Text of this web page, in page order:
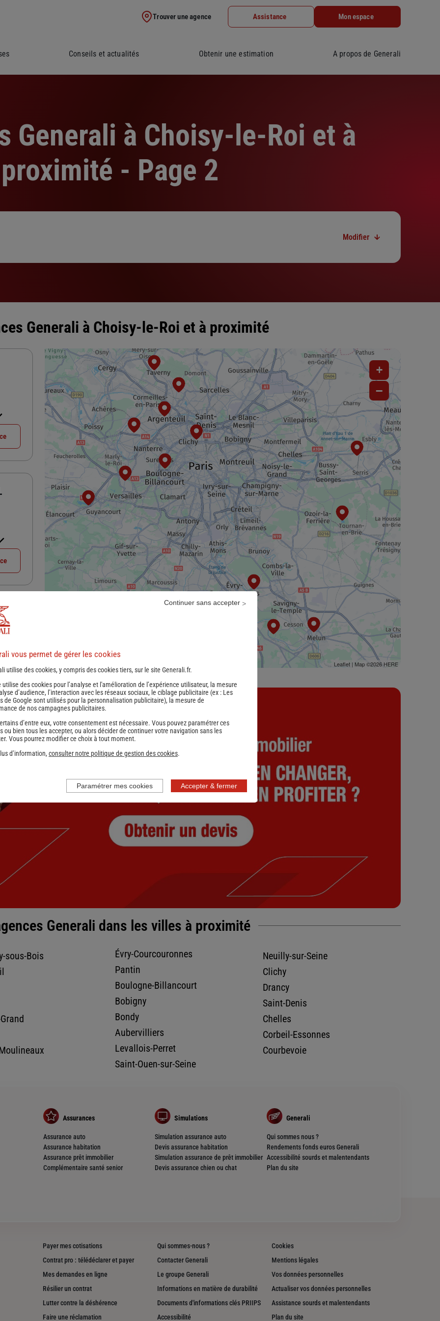
Trouver une agence Assistance Mon espace
Conseils et actualités Obtenir une estimation A propos de Generali
Generali à Choisy-le-Roi et à
proximité - Page 2
Modifier
Generali à Choisy-le-Roi et à proximité
+
−
Leaflet| Map ©2026 HERE
Précédent 1 2
Generali dans les villes à proximité
sous-Bois
Évry-Courcouronnes
Pantin
Boulogne-Billancourt
Bobigny
Bondy
Aubervilliers
Levallois-Perret
Saint-Ouen-sur-Seine
Neuilly-sur-Seine
Clichy
Drancy
Saint-Denis
Chelles
Corbeil-Essonnes
Courbevoie
Assurances
Assurance auto
Assurance habitation
Assurance prêt immobilier
Complémentaire santé senior
Simulations
Simulation assurance auto
Devis assurance habitation
Simulation assurance de prêt immobilier
Devis assurance chien ou chat
Generali
Qui sommes nous ?
Rendements fonds euros Generali
Accessibilité sourds et malentendants
Plan du site
Payer mes cotisations
Contrat pro : télédéclarer et payer
Mes demandes en ligne
Résilier un contrat
Lutter contre la déshérence
Faire une réclamation
Qui sommes-nous ?
Contacter Generali
Le groupe Generali
Informations en matière de durabilité
Documents d'informations clés PRIIPS
Accessibilité
Cookies
Mentions légales
Vos données personnelles
Actualiser vos données personnelles
Assistance sourds et malentendants
Plan du site
vous permet de gérer les cookies
utilise des cookies, y compris des cookies tiers, sur le site Generali.fr.
utilise des cookies pour l’analyse et l'amélioration de l’expérience utilisateur, la mesure
d’audience, l’interaction avec les réseaux sociaux, le ciblage publicitaire (ex : Les
de Google sont utilisés pour la personnalisation publicitaire), la mesure de
de nos campagnes publicitaires.
d’entre eux, votre consentement est nécessaire. Vous pouvez paramétrer ces
ou bien tous les accepter, ou alors décider de continuer votre navigation sans les
Vous pourrez modifier ce choix à tout moment.
d’information, consulter notre politique de gestion des cookies.
Accepter & fermer
Continuer sans accepter
Paramétrer mes cookies